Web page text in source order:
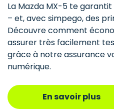
La Mazda MX-5 te
– et, avec simpego, des
Découvre comment
assurer très facilement
grâce à notre assurance
numérique.
En savoir plus